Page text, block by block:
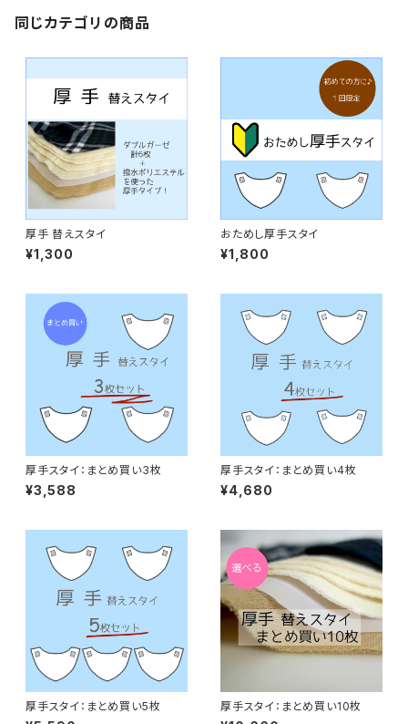
同じカテゴリの商品
厚手 替えスタイ
¥1,300
おためし厚手スタイ
¥1,800
厚手スタイ：まとめ買い3枚
¥3,588
厚手スタイ：まとめ買い4枚
¥4,680
厚手スタイ：まとめ買い5枚 厚手スタイ：まとめ買い10枚